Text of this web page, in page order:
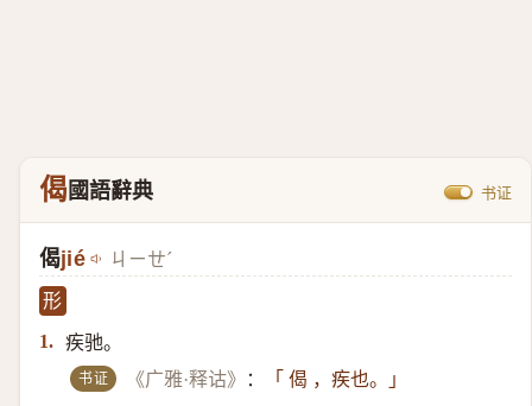
偈國語辭典 书证
偈jié ㄐㄧㄝˊ
形
1. 疾驰。
书证 《广雅·释诂》 ：
「 偈 ，疾也。」